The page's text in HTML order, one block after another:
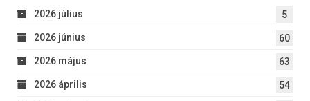
2026 július 5
2026 június 60
2026 május 63
2026 április 54